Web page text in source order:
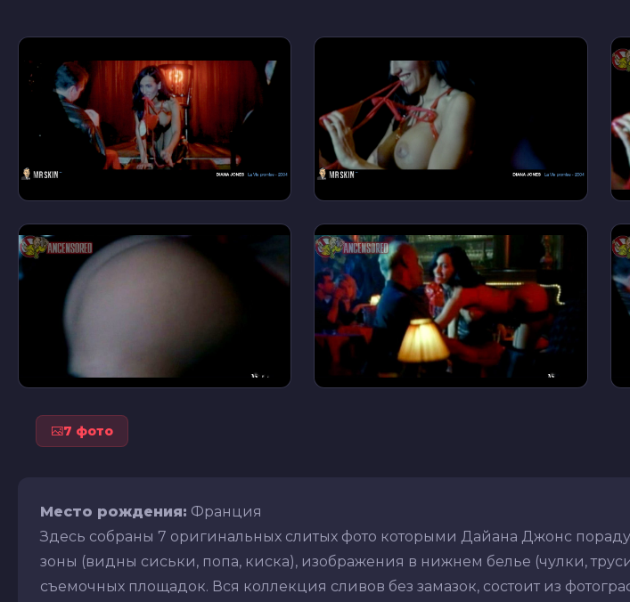
7 фото
Место рождения: Франция
Здесь собраны 7 оригинальных слитых фото которыми Дайана Джонс
зоны (видны сиськи, попа, киска), изображения в нижнем белье (чулки,
съемочных площадок. Вся коллекция сливов без замазок, состоит из